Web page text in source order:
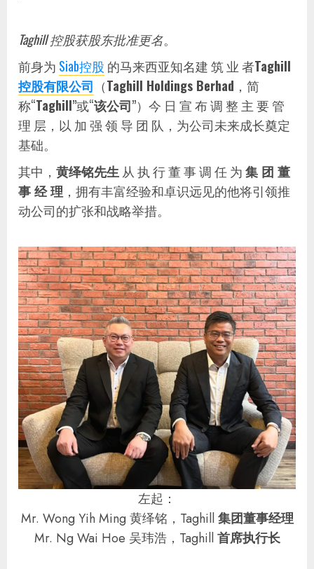
Taghill 控股获股东批准更名。
前身为 Siab控股 的马来西亚知名建 筑 业 者Taghill
控股有限公司 （Taghill Holdings Berhad ，简
称“Taghill”或“该公司”）今 日 宣 布 调 整 主 要 管
理 层，以 加 强 领 导 团 队，为公司未来成长奠定
基础。
其中， 黄绎铭先生 从 执 行 董 事 调 任 为集 团 董
事 经 理 ，拥有丰富经验和卓识远见的他将引领推
动公司的扩张和战略举措。
左起：
Mr. Wong Yih Ming 黄绎铭，Taghill集团董事经理
Mr. Ng Wai Hoe 吴玮浩，Taghill首席执行长